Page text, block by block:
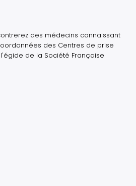
des médecins connaissant
des Centres de prise
de la Société Française